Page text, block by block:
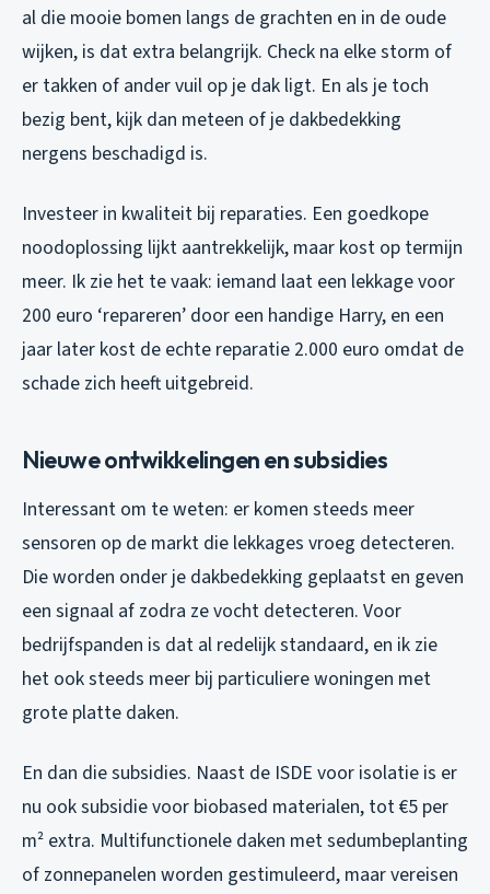
al die mooie bomen langs de grachten en in de oude
wijken, is dat extra belangrijk. Check na elke storm of
er takken of ander vuil op je dak ligt. En als je toch
bezig bent, kijk dan meteen of je dakbedekking
nergens beschadigd is.
Investeer in kwaliteit bij reparaties. Een goedkope
noodoplossing lijkt aantrekkelijk, maar kost op termijn
meer. Ik zie het te vaak: iemand laat een lekkage voor
200 euro ‘repareren’ door een handige Harry, en een
jaar later kost de echte reparatie 2.000 euro omdat de
schade zich heeft uitgebreid.
Nieuwe ontwikkelingen en subsidies
Interessant om te weten: er komen steeds meer
sensoren op de markt die lekkages vroeg detecteren.
Die worden onder je dakbedekking geplaatst en geven
een signaal af zodra ze vocht detecteren. Voor
bedrijfspanden is dat al redelijk standaard, en ik zie
het ook steeds meer bij particuliere woningen met
grote platte daken.
En dan die subsidies. Naast de ISDE voor isolatie is er
nu ook subsidie voor biobased materialen, tot €5 per
m² extra. Multifunctionele daken met sedum­beplanting
of zonnepanelen worden gestimuleerd, maar vereisen